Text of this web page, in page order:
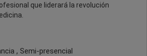
que liderará la revolución
, Semi-presencial